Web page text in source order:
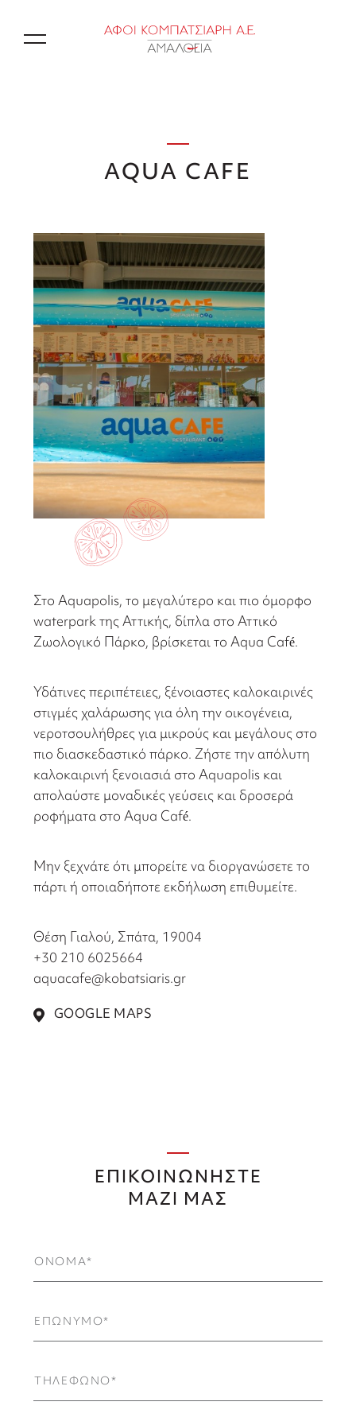
AQUA CAFE
Στο Aquapolis, το μεγαλύτερο και πιο όμορφο
waterpark της Αττικής, δίπλα στο Αττικό
Ζωολογικό Πάρκο, βρίσκεται το Aqua Café.
Υδάτινες περιπέτειες, ξένοιαστες καλοκαιρινές
στιγμές χαλάρωσης για όλη την οικογένεια,
νεροτσουλήθρες για μικρούς και μεγάλους στο
πιο διασκεδαστικό πάρκο. Ζήστε την απόλυτη
καλοκαιρινή ξενοιασιά στο Aquapolis και
απολαύστε μοναδικές γεύσεις και δροσερά
ροφήματα στο Aqua Café.
Μην ξεχνάτε ότι μπορείτε να διοργανώσετε το
πάρτι ή οποιαδήποτε εκδήλωση επιθυμείτε.
Θέση Γιαλού, Σπάτα, 19004
+30 210 6025664
aquacafe@kobatsiaris.gr
GOOGLE MAPS
ΕΠΙΚΟΙΝΩΝΗΣΤΕ
ΜΑΖΙ ΜΑΣ
ΟΝΟΜΑ
ΕΠΩΝΥΜΟ
ΤΗΛΕΦΩΝΟ